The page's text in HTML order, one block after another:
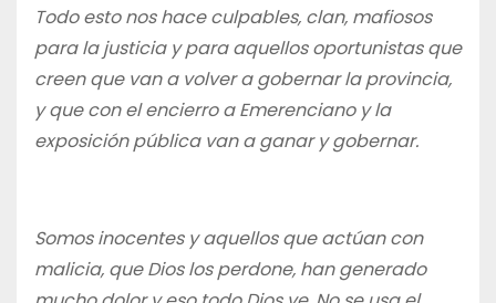
Todo esto nos hace culpables, clan, mafiosos
para la justicia y para aquellos oportunistas que
creen que van a volver a gobernar la provincia,
y que con el encierro a Emerenciano y la
exposición pública van a ganar y gobernar.
Somos inocentes y aquellos que actúan con
malicia, que Dios los perdone, han generado